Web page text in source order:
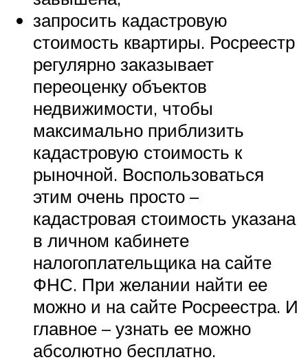
запросить кадастровую
стоимость квартиры. Росреестр
регулярно заказывает
переоценку объектов
недвижимости, чтобы
максимально приблизить
кадастровую стоимость к
рыночной. Воспользоваться
этим очень просто –
кадастровая стоимость указана
в личном кабинете
налогоплательщика на сайте
ФНС. При желании найти ее
можно и на сайте Росреестра. И
главное – узнать ее можно
абсолютно бесплатно.